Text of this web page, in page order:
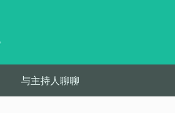
与主持人聊聊